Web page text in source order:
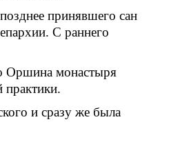
принявшего сан
С раннего
Оршина монастыря
практики.
и сразу же была